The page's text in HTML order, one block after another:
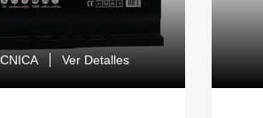
Ver Detalles